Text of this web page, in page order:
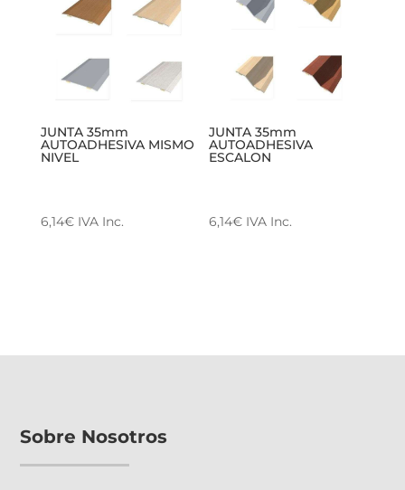
JUNTA 35mm
AUTOADHESIVA MISMO
NIVEL
6,14€ IVA Inc.
pueden
JUNTA 35mm
AUTOADHESIVA
ESCALON
6,14€ IVA Inc.
Sobre Nosotros